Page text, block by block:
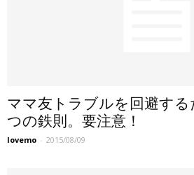
ママ友トラブルを回避す
つの鉄則。要注意！
lovemo - 2015/08/09